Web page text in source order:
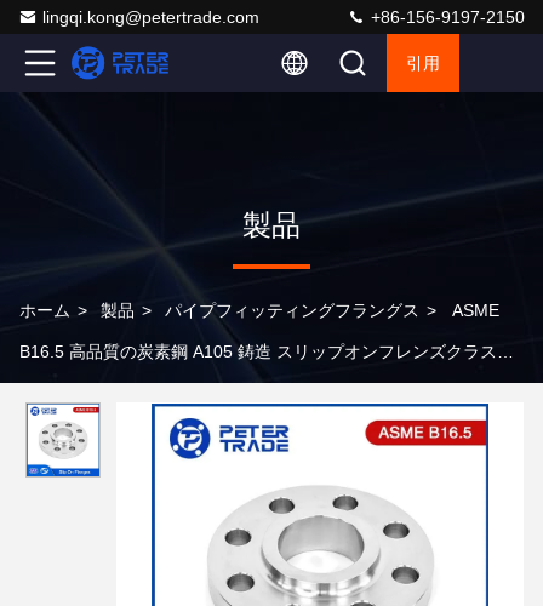
lingqi.kong@petertrade.com +86-156-9197-2150
引用
製品
ホーム > 製品 > パイプフィッティングフラングス > ASME
B16.5 高品質の炭素鋼 A105 鋳造 スリップオンフレンズクラス